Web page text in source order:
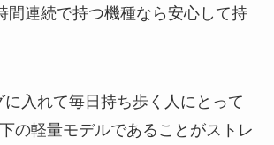
間連続で持つ機種なら安心して持
に入れて毎日持ち歩く人にとって
の軽量モデルであることがストレ